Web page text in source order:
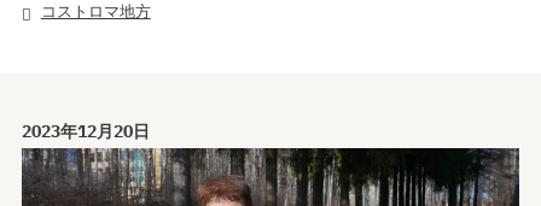
コストロマ地方
2023年12月20日